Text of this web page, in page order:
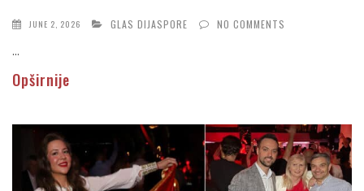
JUNE 2, 2026 GLAS DIJASPORE NO COMMENTS
...
Opširnije